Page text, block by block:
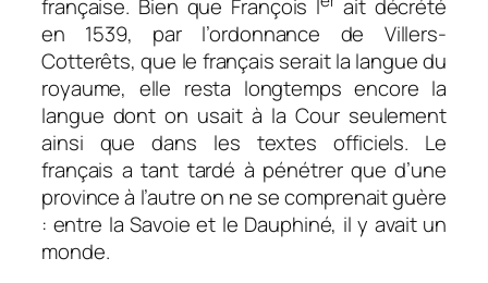
française. Bien que François I
ait décrété
en 1539, par l’ordonnance de Villers-
Cotterêts, que le français serait la langue du
royaume, elle resta longtemps encore la
langue dont on usait à la Cour seulement
ainsi que dans les textes officiels. Le
français a tant tardé à pénétrer que d’une
province à l’autre on ne se comprenait guère
: entre la Savoie et le Dauphiné, il y avait un
monde.